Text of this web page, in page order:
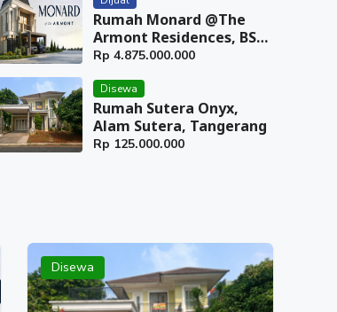
Rumah Monard @The
Armont Residences, BSD
City, Tangerang
Rp 4.875.000.000
Disewa
Rumah Sutera Onyx,
Alam Sutera, Tangerang
Rp 125.000.000
Disewa